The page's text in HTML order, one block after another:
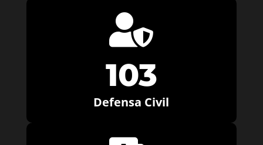

103
Defensa Civil